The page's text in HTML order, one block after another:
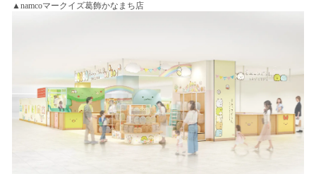
▲namcoマークイズ葛飾かなまち店